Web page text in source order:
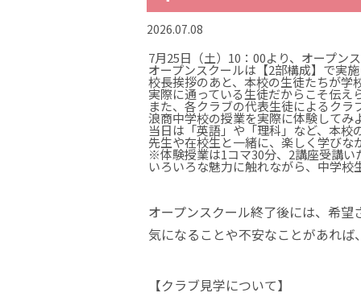
2026.07.08
7月25日（土）10：00より、オープン
オープンスクールは【2部構成】で実
校長挨拶のあと、本校の生徒たちが学
実際に通っている生徒だからこそ伝
また、各クラブの代表生徒によるクラ
浪商中学校の授業を実際に体験してみ
当日は「英語」や「理科」など、本校
先生や在校生と一緒に、楽しく学び
※体験授業は1コマ30分、2講座受講い
いろいろな魅力に触れながら、中学
オープンスクール終了後には、希
気になることや不安なことがあれ
【クラブ見学について】